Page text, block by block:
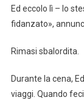
Ed eccolo lì – lo
fidanzato»,
Rimasi sbalordita.
Durante la cena,
viaggi. Quando